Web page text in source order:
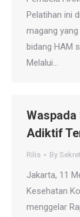
Pelatihan ini
magang
bidang HAM
Melalui…
Adiktif
Rilis By
Jakarta, 11
Kesehatan
menggelar